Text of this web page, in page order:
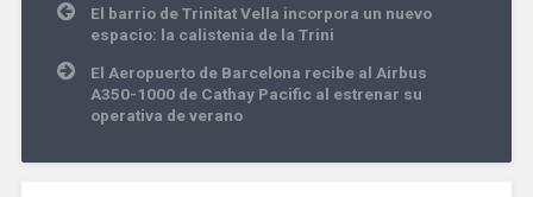
Navegación
de
entradas
El barrio de Trinitat Vella incorpora un nuevo
espacio: la calistenia de la Trini
El Aeropuerto de Barcelona recibe al Airbus
A350-1000 de Cathay Pacific al estrenar su
operativa de verano